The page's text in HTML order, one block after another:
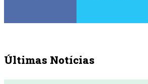
Últimas Notícias